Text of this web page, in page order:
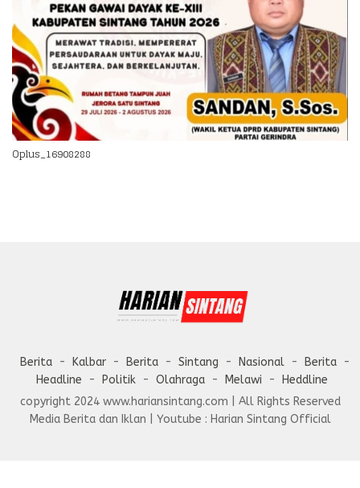
Oplus_16908288
Berita Kalbar Berita Sintang Nasional
Berita
Headline
Politik Olahraga Melawi
Heddline
copyright 2024 www.hariansintang.com | All Rights Reserved
Media Berita dan Iklan | Youtube : Harian Sintang Official